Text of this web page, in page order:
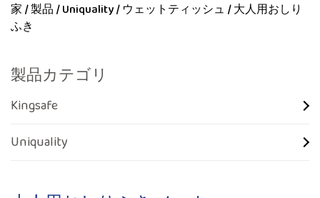
家 /製品 /Uniquality/ ウェットティッシュ /大人用おしり
ふき
製品カテゴリ
Kingsafe
Uniquality